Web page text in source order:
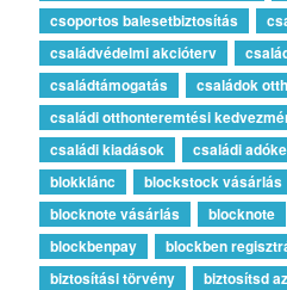
csoportos balesetbiztosítás
családvédelmi akcióterv
családtámogatás
családok
családi otthonteremtési
családi kiadások
családi
blokklánc
blockstock vásárlás
blocknote vásárlás
blocknote
blockbenpay
blockben
biztosítási törvény
biztosítsd